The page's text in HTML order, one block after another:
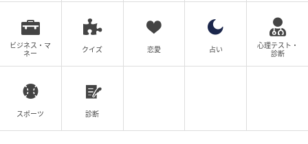
ビジネス・マ
ネー
クイズ 恋愛 占い
心理テスト・
診断
スポーツ 診断